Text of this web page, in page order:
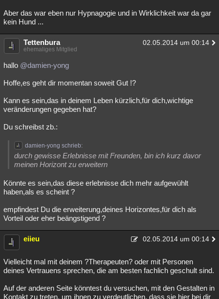
Aber das war eben nur Hypnagogie und in Wirklichkeit war da gar
kein Hund ...
Tettenbura 02.05.2014 um 00:14
ehemaliges Mitglied
hallo @damien-yong
Hoffe,es geht dir momentan soweit Gut !?
Kann es sein,das in deinem Leben kürzlich,für dich,wichtige
veränderungen gegeben hat?
Du schreibst zb.:
damien-yong schrieb:
durch gewisse Erlebnisse mit Freunden, bin ich kurz davor
meinen Horizont zu erweitern
Könnte es sein,das diese erlebnisse dich mehr aufgewühlt
haben,als es scheint ?
empfindest Du die erweiterung,deines Horizontes,für dich als
Vorteil oder eher beängstigend ?
eiieu 02.05.2014 um 00:14
Vielleicht mal mit deinem ?Therapeuten? oder mit Personen
deines Vertrauens sprechen, die am besten fachlich geschult sind.
Auf der anderen Seite könntest du versuchen, mit den Gestalten in
Kontakt zu treten, um ihnen zu verdeutlichen, dass sie hier bei dir